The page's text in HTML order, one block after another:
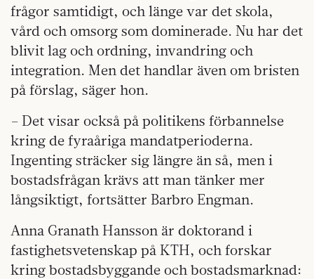
frågor samtidigt, och länge var det skola,
vård och omsorg som dominerade. Nu har det
blivit lag och ordning, invandring och
integration. Men det handlar även om bristen
på förslag, säger hon.
– Det visar också på politikens förbannelse
kring de fyraåriga mandatperioderna.
Ingenting sträcker sig längre än så, men i
bostadsfrågan krävs att man tänker mer
långsiktigt, fortsätter Barbro Engman.
Anna Granath Hansson är doktorand i
fastighetsvetenskap på KTH, och forskar
kring bostadsbyggande och bostadsmarknad: